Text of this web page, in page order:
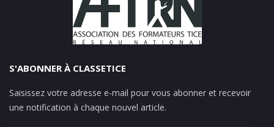
S'ABONNER À CLASSETICE
Saisissez votre adresse e-mail pour vous abonner et recevoir
une notification à chaque nouvel article.